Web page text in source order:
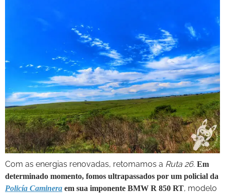
Com as energias renovadas, retomamos a Ruta 26. Em
determinado momento, fomos ultrapassados por um policial da
Policía Caminera em sua imponente BMW R 850 RT, modelo